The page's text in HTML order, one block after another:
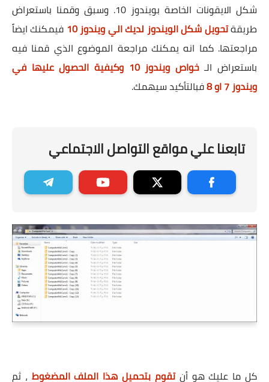
شكل الايقونات الخاصة بويندوز 10. وسبق وقمنا باستعراض
طريقةتحويل شكل الويندوز لديك الي ويندوز 10
فيمكنك ايضاً
مراجعتها. كما انه يمكنك مراجعة الموضوع الذي قمنا فيه
باستعراض الـ
خواص ويندوز 10 وكيفية الحصول عليها في
ويندوز 7 او 8
فبالتأكيد سيهمك.
تابعنا علي مواقع التواصل الاجتماعي
كل ما عليك هو أنتقوم بتحميل هذا الملف المضغوط ، ثم